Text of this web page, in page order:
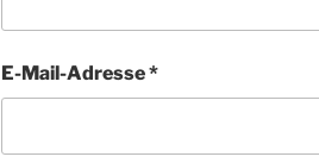
E-Mail-Adresse*